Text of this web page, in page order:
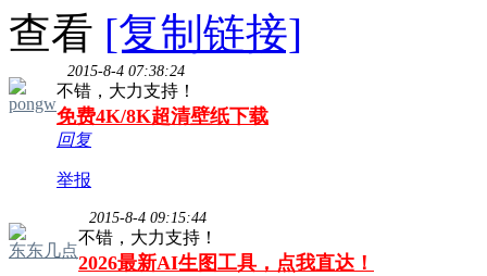
查看 [复制链接]
pongw
2015-8-4 07:38:24
不错，大力支持！
免费4K/8K超清壁纸下载
回复
举报
东东几点
2015-8-4 09:15:44
不错，大力支持！
2026最新AI生图工具，点我直达！